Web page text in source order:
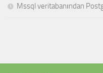
Mssql veritabanından